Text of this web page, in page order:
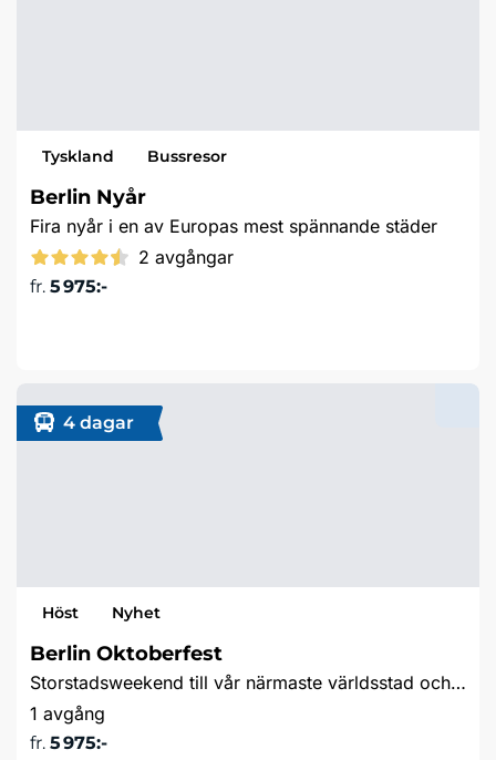
Tyskland Bussresor
Berlin Nyår
Fira nyår i en av Europas mest spännande städer
2 avgångar
fr. 5 975:-
4 dagar
Höst Nyhet
Berlin Oktoberfest
Storstadsweekend till vår närmaste världsstad och njut av Oktoberfeststämningen
1 avgång
fr. 5 975:-